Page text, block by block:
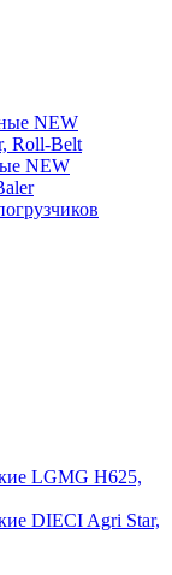
NEW
Roll-Belt
NEW
LGMG H625,
DIECI Agri Star,